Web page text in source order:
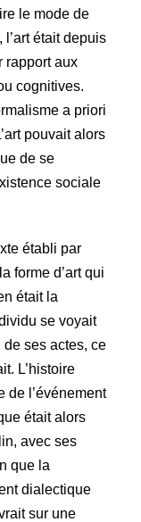
le mode de
l’art était depuis
rapport aux
cognitives.
a priori
pouvait alors
de se
sociale
établi par
forme d’art qui
était la
se voyait
de ses actes, ce
L’histoire
de l’événement
était alors
avec ses
que la
dialectique
sur une